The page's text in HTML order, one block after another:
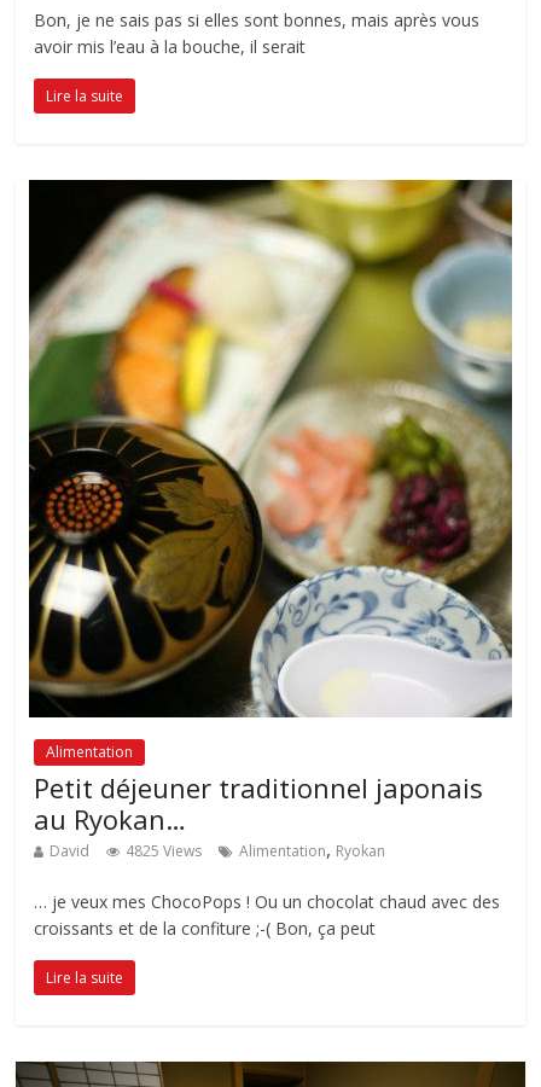
Bon, je ne sais pas si elles sont bonnes, mais après vous
avoir mis l’eau à la bouche, il serait
Lire la suite
Alimentation
Petit déjeuner traditionnel japonais
au Ryokan…
David 4825 Views Alimentation, Ryokan
… je veux mes ChocoPops ! Ou un chocolat chaud avec des
croissants et de la confiture ;-( Bon, ça peut
Lire la suite